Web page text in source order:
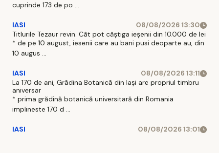
cuprinde 173 de po ...
IASI
08/08/2026 13:30
Titlurile Tezaur revin. Cât pot câștiga ieșenii din 10.000 de lei
* de pe 10 august, iesenii care au bani pusi deoparte au, din
10 augus ...
IASI
08/08/2026 13:11
La 170 de ani, Grădina Botanică din Iași are propriul timbru
aniversar
* prima grădină botanică universitară din Romania
implineste 170 d ...
IASI 08/08/2026 13:01